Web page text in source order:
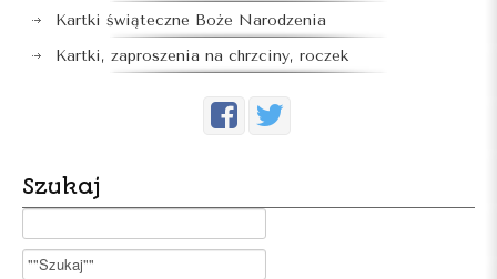
Kartki świąteczne Boże Narodzenia
Kartki, zaproszenia na chrzciny, roczek
Szukaj